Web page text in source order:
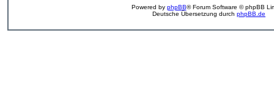
Powered by phpBB® Forum Software © phpBB
Deutsche Übersetzung durch phpBB.de